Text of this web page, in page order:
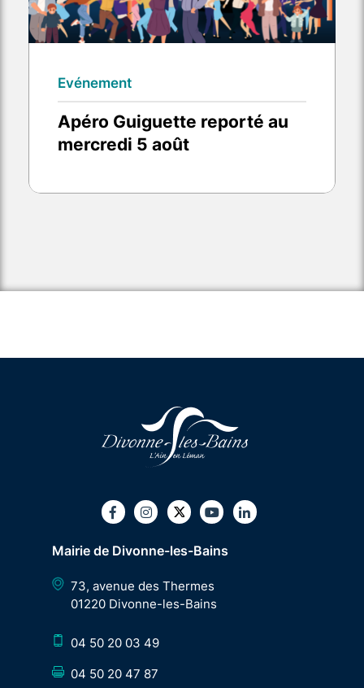
Evénement
Apéro Guiguette reporté au
mercredi 5 août
FacebookInstagram
TwitterYoutubeLinkedIn
Mairie de Divonne-les-Bains
73, avenue des Thermes
01220 Divonne-les-Bains
04 50 20 03 49
04 50 20 47 87